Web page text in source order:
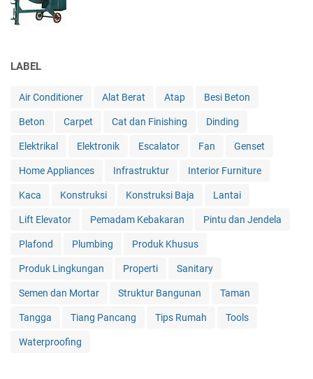
LABEL
Air Conditioner Alat Berat Atap Besi Beton
Beton Carpet Cat dan Finishing Dinding
Elektrikal Elektronik Escalator Fan Genset
Home Appliances Infrastruktur Interior Furniture
Kaca Konstruksi Konstruksi Baja Lantai
Lift Elevator Pemadam Kebakaran Pintu dan Jendela
Plafond Plumbing Produk Khusus
Produk Lingkungan Properti Sanitary
Semen dan Mortar Struktur Bangunan Taman
Tangga Tiang Pancang Tips Rumah Tools
Waterproofing